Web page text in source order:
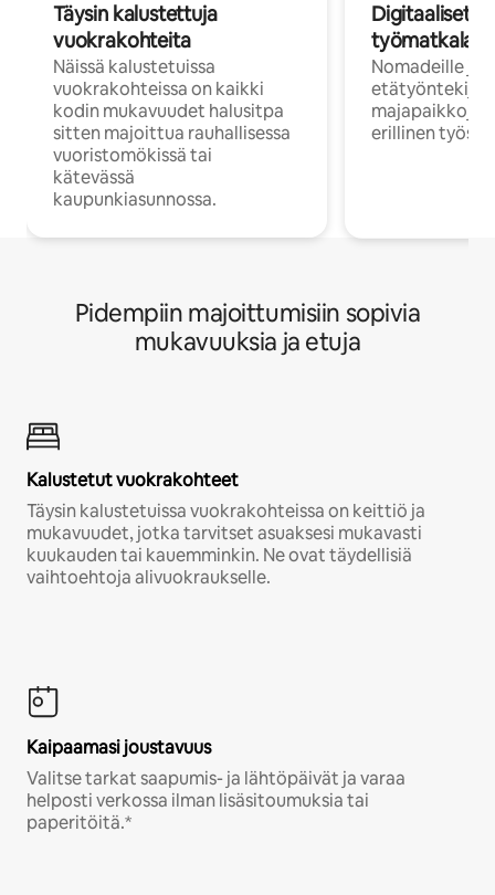
Täysin kalustettuja
vuokrakohteita
Näissä kalustetuissa
vuokrakohteissa on kaikki
kodin mukavuudet halusitpa
sitten majoittua rauhallisessa
vuoristomökissä tai
kätevässä
kaupunkiasunnossa.
Digitaaliset
Nomadeille ja
majapaikkoja,
erillinen
Pidempiin majoittumisiin sopivia
mukavuuksia ja etuja
Kalustetut vuokrakohteet
Täysin kalustetuissa vuokrakohteissa on keittiö ja
mukavuudet, jotka tarvitset asuaksesi mukavasti
kuukauden tai kauemminkin. Ne ovat täydellisiä
vaihtoehtoja alivuokraukselle.
Kaipaamasi joustavuus
Valitse tarkat saapumis- ja lähtöpäivät ja varaa
helposti verkossa ilman lisäsitoumuksia tai
paperitöitä.*